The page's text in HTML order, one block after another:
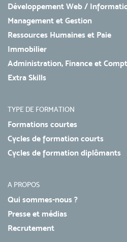
Développement Web /
Management et Gestion
Ressources Humaines et Paie
Immobilier
Administration, Finance et
Extra Skills
TYPE DE FORMATION
Formations courtes
Cycles de formation courts
Cycles de formation diplômants
A PROPOS
Qui sommes-nous ?
Presse et médias
Recrutement